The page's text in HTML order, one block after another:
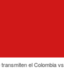
el Colombia